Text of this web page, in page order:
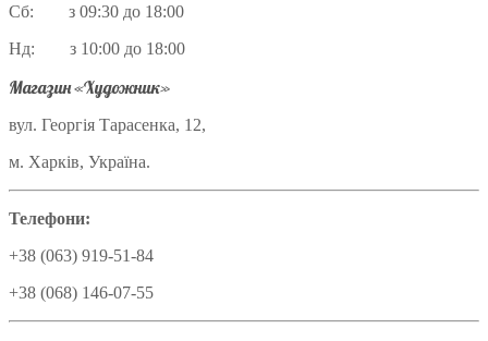
Сб: з 09:30 до 18:00
Нд: з 10:00 до 18:00
Магазин «Художник»
вул. Георгія Тарасенка, 12,
м. Харків, Україна.
Телефони:
+38 (063) 919-51-84
+38 (068) 146-07-55